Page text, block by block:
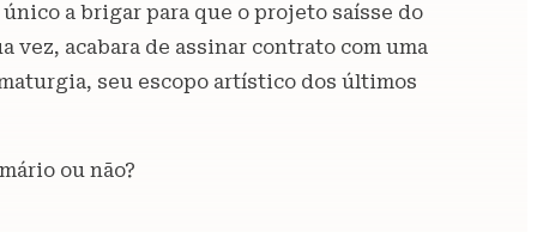
a brigar para que o projeto saísse do
vez, acabara de assinar contrato com uma
seu escopo artístico dos últimos
ou não?